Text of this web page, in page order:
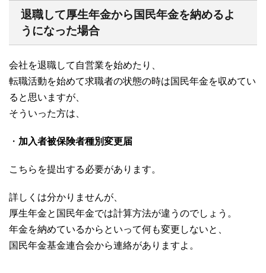
退職して厚生年金から国民年金を納めるよ
うになった場合
会社を退職して自営業を始めたり、
転職活動を始めて求職者の状態の時は国民年金を収めてい
ると思いますが、
そういった方は、
・ 加入者被保険者種別変更届
こちらを提出する必要があります。
詳しくは分かりませんが、
厚生年金と国民年金では計算方法が違うのでしょう。
年金を納めているからといって何も変更しないと、
国民年金基金連合会から連絡がありますよ。